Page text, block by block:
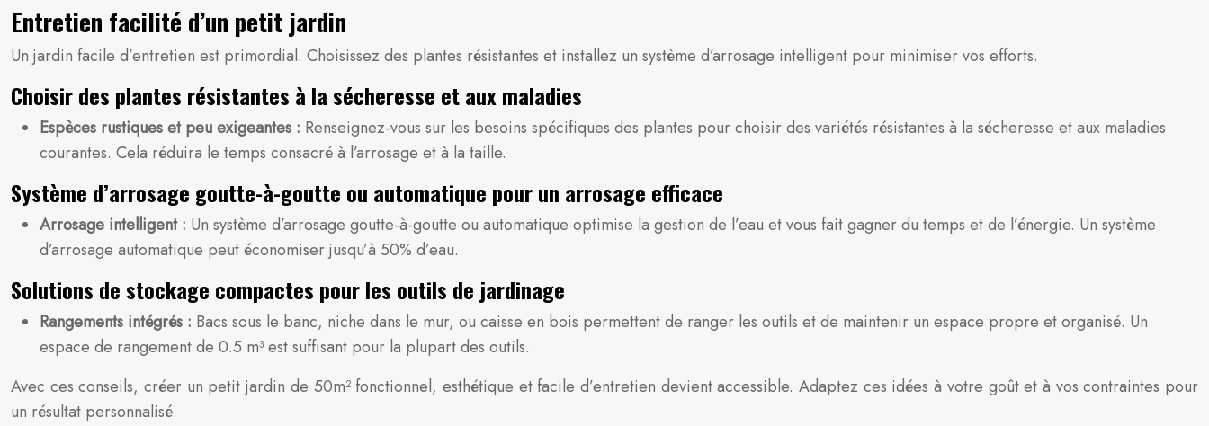
Entretien facilité d’un petit jardin
Un jardin facile d’entretien est primordial. Choisissez des plantes résistantes et installez un système d’arrosage intelligent pour minimiser vos efforts.
Choisir des plantes résistantes à la sécheresse et aux maladies
Espèces rustiques et peu exigeantes : Renseignez-vous sur les besoins spécifiques des plantes pour choisir des variétés résistantes à la sécheresse et aux maladies
courantes. Cela réduira le temps consacré à l’arrosage et à la taille.
Système d’arrosage goutte-à-goutte ou automatique pour un arrosage efficace
Arrosage intelligent : Un système d’arrosage goutte-à-goutte ou automatique optimise la gestion de l’eau et vous fait gagner du temps et de l’énergie. Un système
d’arrosage automatique peut économiser jusqu’à 50% d’eau.
Solutions de stockage compactes pour les outils de jardinage
Rangements intégrés : Bacs sous le banc, niche dans le mur, ou caisse en bois permettent de ranger les outils et de maintenir un espace propre et organisé. Un
espace de rangement de 0.5 m³ est suffisant pour la plupart des outils.
Avec ces conseils, créer un petit jardin de 50m² fonctionnel, esthétique et facile d’entretien devient accessible. Adaptez ces idées à votre goût et à vos contraintes pour
un résultat personnalisé.